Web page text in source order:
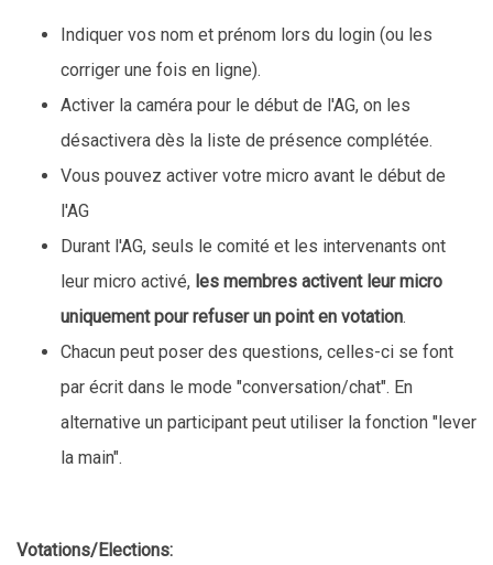
Indiquer vos nom et prénom lors du login (ou les
corriger une fois en ligne).
Activer la caméra pour le début de l'AG, on les
désactivera dès la liste de présence complétée.
Vous pouvez activer votre micro avant le début de
l'AG
Durant l'AG, seuls le comité et les intervenants ont
leur micro activé, les membres activent leur micro
uniquement pour refuser un point en votation.
Chacun peut poser des questions, celles-ci se font
par écrit dans le mode "conversation/chat". En
alternative un participant peut utiliser la fonction "lever
la main".
Votations/Elections: